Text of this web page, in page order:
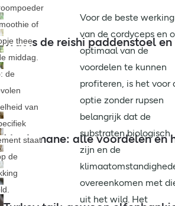
of
thee
middag.
de
van
staat
de
Voor de beste werking
van de cordyceps en
optimaal van de
voordelen te kunnen
profiteren, is het voor
optie zonder rupsen
belangrijk dat de
substraten biologisch
zijn en de
overeenkomen met
uit het wild. Het
Wat is de reishi paddenstoel
Lion’s mane: alle voordelen